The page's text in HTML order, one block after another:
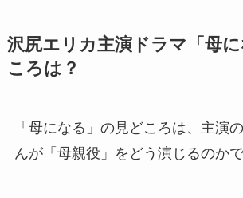
沢尻エリカ主演ドラマ「母
ころは？
「母になる」の見どころは、主演
んが「母親役」をどう演じるのかで